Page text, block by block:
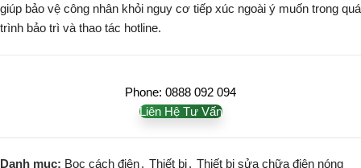
giúp bảo vệ công nhân khỏi nguy cơ tiếp xúc ngoài ý muốn trong quá
trình bảo trì và thao tác hotline.
Phone: 0888 092 094
Liên Hệ Tư Vấn
Danh mục: Bọc cách điện, Thiết bị, Thiết bị sửa chữa điện nóng